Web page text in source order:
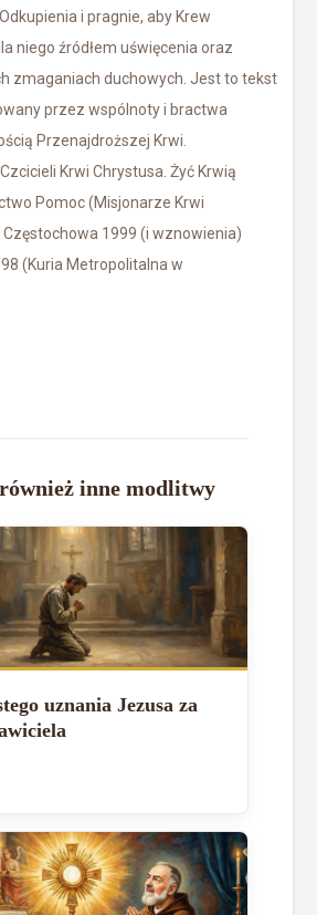
i pragnie, aby Krew
niego źródłem uświęcenia oraz
zmaganiach duchowych. Jest to tekst
przez wspólnoty i bractwa
Przenajdroższej Krwi.
Krwi Chrystusa. Żyć Krwią
Pomoc (Misjonarze Krwi
Częstochowa 1999 (i wznowienia)
(Kuria Metropolitalna w
inne modlitwy
uznania Jezusa za